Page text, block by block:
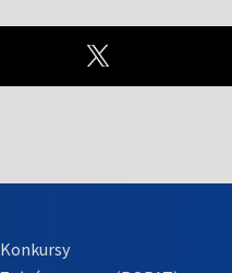
Konkursy